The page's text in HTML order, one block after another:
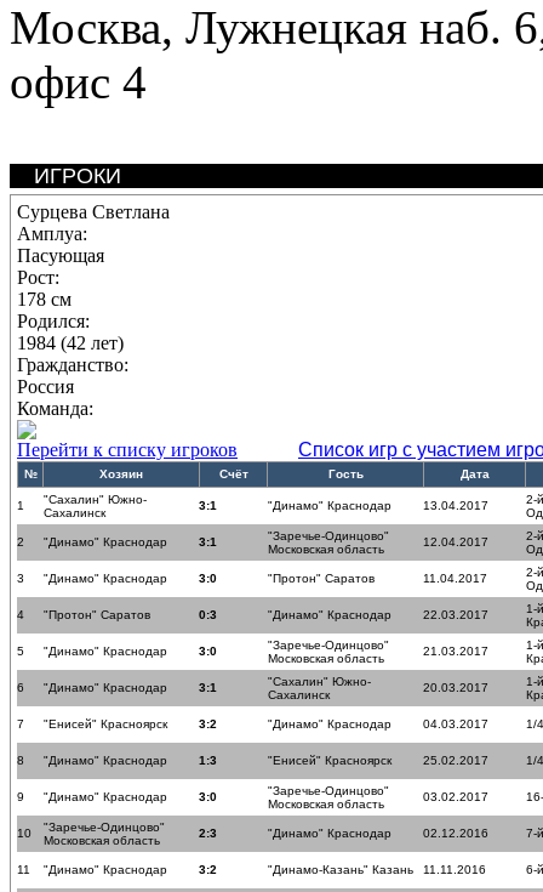
Москва, Лужнецкая наб.
офис 4
ИГРОКИ
Сурцева Светлана
Амплуа:
Пасующая
Рост:
178 см
Родился:
1984 (42 лет)
Гражданство:
Россия
Команда:
Перейти к списку игроков
Список игр с участием
№ Хозяин Счёт Гость Дата
1
"Сахалин" Южно-
Сахалинск
3:1 "Динамо" Краснодар 13.04.2017
2-
2 "Динамо" Краснодар 3:1
"Заречье-Одинцово"
Московская область
12.04.2017
2-
3 "Динамо" Краснодар 3:0 "Протон" Саратов 11.04.2017
2-
4 "Протон" Саратов 0:3 "Динамо" Краснодар 22.03.2017
1-
5 "Динамо" Краснодар 3:0
"Заречье-Одинцово"
Московская область
21.03.2017
1-
6 "Динамо" Краснодар 3:1
"Сахалин" Южно-
Сахалинск
20.03.2017
1-
7 "Енисей" Красноярск 3:2 "Динамо" Краснодар 04.03.2017 1/
8 "Динамо" Краснодар 1:3 "Енисей" Красноярск 25.02.2017 1/
9 "Динамо" Краснодар 3:0
"Заречье-Одинцово"
Московская область
03.02.2017
10
"Заречье-Одинцово"
Московская область
2:3 "Динамо" Краснодар 02.12.2016 7-
11 "Динамо" Краснодар 3:2 "Динамо-Казань" Казань 11.11.2016 6-